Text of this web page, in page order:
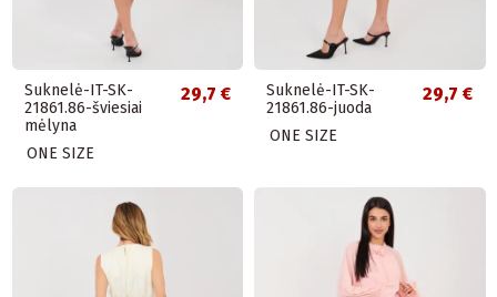
Suknelė-IT-SK-
21861.86-šviesiai
mėlyna
29,7 €
ONE SIZE
Suknelė-IT-SK-
21861.86-juoda
29,7 €
ONE SIZE